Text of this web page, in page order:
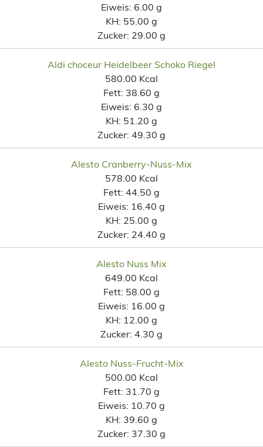
Eiweis: 6.00 g
KH: 55.00 g
Zucker: 29.00 g
Aldi choceur Heidelbeer Schoko Riegel
580.00 Kcal
Fett: 38.60 g
Eiweis: 6.30 g
KH: 51.20 g
Zucker: 49.30 g
Alesto Cranberry-Nuss-Mix
578.00 Kcal
Fett: 44.50 g
Eiweis: 16.40 g
KH: 25.00 g
Zucker: 24.40 g
Alesto Nuss Mix
649.00 Kcal
Fett: 58.00 g
Eiweis: 16.00 g
KH: 12.00 g
Zucker: 4.30 g
Alesto Nuss-Frucht-Mix
500.00 Kcal
Fett: 31.70 g
Eiweis: 10.70 g
KH: 39.60 g
Zucker: 37.30 g